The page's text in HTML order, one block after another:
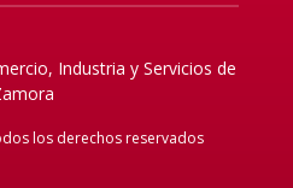
Industria y Servicios de
los derechos reservados